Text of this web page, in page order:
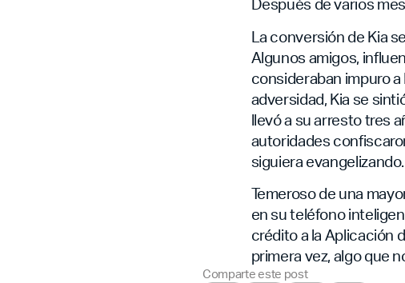
La conversión de Kia
Algunos amigos,
consideraban impuro
adversidad, Kia se
llevó a su arresto tres
autoridades
siguiera evangelizando.
Temeroso de una
en su teléfono
crédito a la Aplicación
primera vez, algo que
Comparte este post